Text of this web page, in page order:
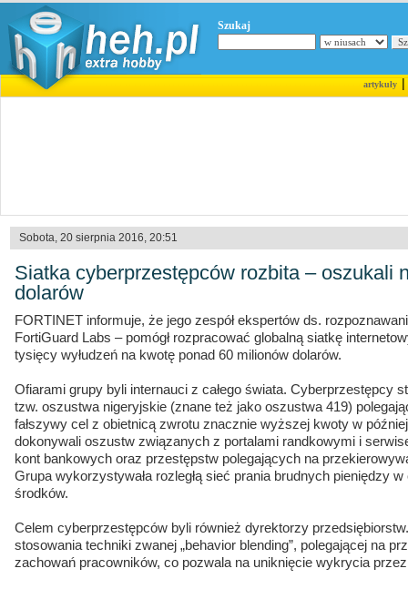
Szukaj
artykuły|
Sobota, 20 sierpnia 2016, 20:51
Siatka cyberprzestępców rozbita – oszukali
dolarów
FORTINET informuje, że jego zespół ekspertów ds.
FortiGuard Labs – pomógł rozpracować globalną siatkę
tysięcy wyłudzeń na kwotę ponad 60 milionów dolarów.
Ofiarami grupy byli internauci z całego świata. Cyberprzestępcy
tzw. oszustwa nigeryjskie (znane też jako oszustwa 419)
fałszywy cel z obietnicą zwrotu znacznie wyższej kwoty w
dokonywali oszustw związanych z portalami randkowymi i
kont bankowych oraz przestępstw polegających na
Grupa wykorzystywała rozległą sieć prania brudnych pieniędzy
środków.
Celem cyberprzestępców byli również dyrektorzy
stosowania techniki zwanej „behavior blending”, polegającej na
zachowań pracowników, co pozwala na uniknięcie wykrycia przez